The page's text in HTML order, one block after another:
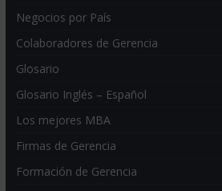
Negocios por País
Colaboradores de Gerencia
Glosario
Glosario Inglés – Español
Los mejores MBA
Firmas de Gerencia
Formación de Gerencia